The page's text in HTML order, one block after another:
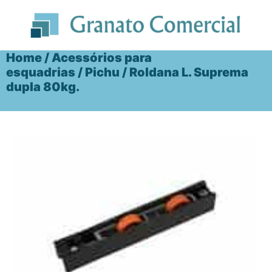
conteúdo
Home / Acessórios para
esquadrias / Pichu / Roldana L. Suprema
dupla 80kg.